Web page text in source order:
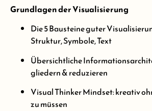
Grundlagen der Visualisierung
Die 5 Bausteine guter
Struktur, Symbole, Text
Übersichtliche
gliedern & reduzieren
Visual Thinker Mindset: kreativ
zu müssen